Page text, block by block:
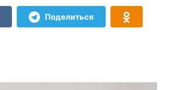
Поделиться